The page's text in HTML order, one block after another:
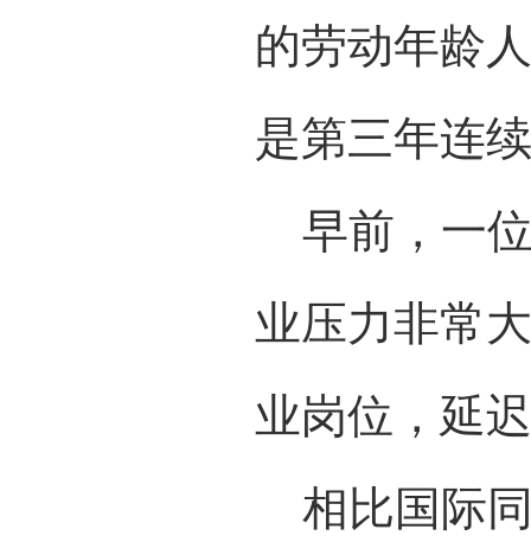
的劳动年龄
是第三年连
早前，一位
业压力非常
业岗位，延
相比国际同